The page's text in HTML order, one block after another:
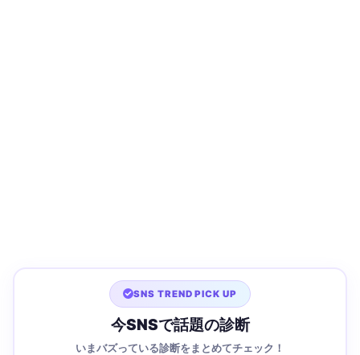
SNS TREND PICK UP
今SNSで話題の診断
いまバズっている診断をまとめてチェック！